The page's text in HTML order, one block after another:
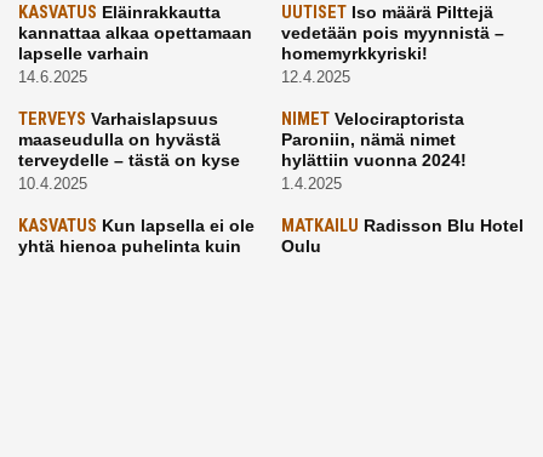
KASVATUS Eläinrakkautta
kannattaa alkaa opettamaan
lapselle varhain
14.6.2025
UUTISETIso määrä Pilttejä
vedetään pois myynnistä –
homemyrkkyriski!
12.4.2025
TERVEYS Varhaislapsuus
maaseudulla on hyvästä
terveydelle – tästä on kyse
10.4.2025
NIMETVelociraptorista
Paroniin, nämä nimet
hylättiin vuonna 2024!
1.4.2025
KASVATUS Kun lapsella ei ole
yhtä hienoa puhelinta kuin
MATKAILU Radisson Blu Hotel
Oulu